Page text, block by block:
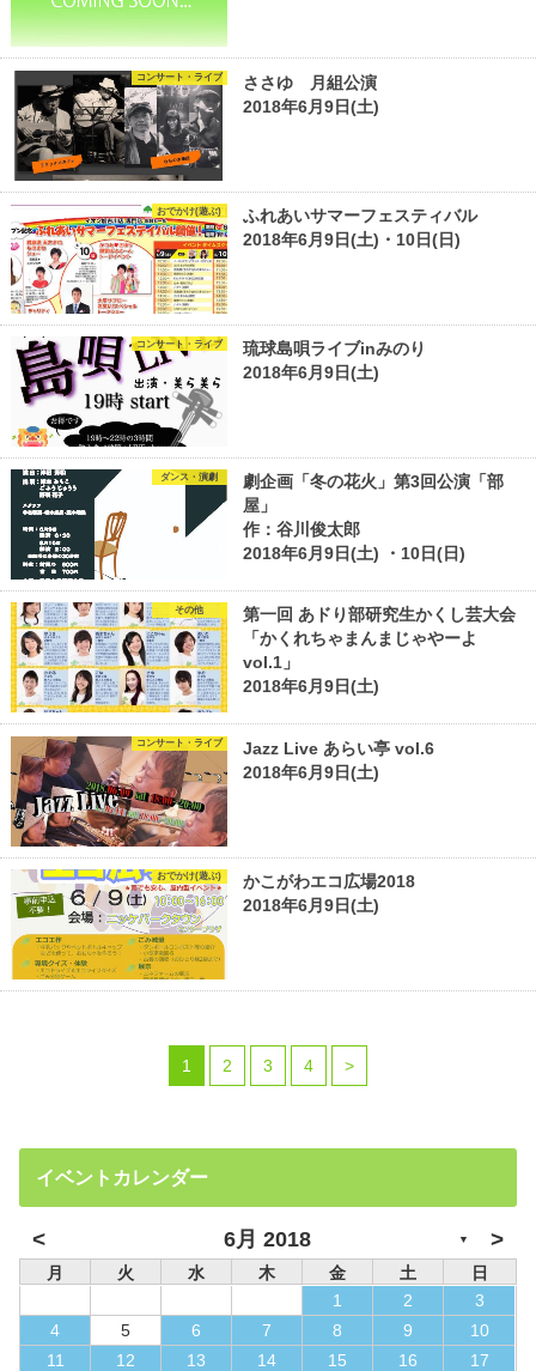
コンサート・ライブ
ささゆ 月組公演
2018年6月9日(土)
おでかけ(遊ぶ)
ふれあいサマーフェスティバル
2018年6月9日(土)・10日(日)
コンサート・ライブ
琉球島唄ライブinみのり
2018年6月9日(土)
ダンス・演劇
劇企画「冬の花火」第3回公演「部
屋」
作：谷川俊太郎
2018年6月9日(土) ・10日(日)
その他
第一回 あドり部研究生かくし芸大会
「かくれちゃまんまじゃやーよ
vol.1」
2018年6月9日(土)
コンサート・ライブ
Jazz Live あらい亭 vol.6
2018年6月9日(土)
おでかけ(遊ぶ)
かこがわエコ広場2018
2018年6月9日(土)
1 2 3 4 >
イベントカレンダー
< 6月 2018 ▼ >
月 火 水 木 金 土
日
1
2
3
4
5 6 7 8 9
10
11
12 13 14 15 16
17